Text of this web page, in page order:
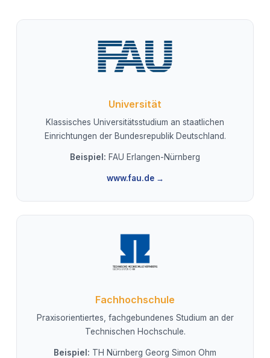
Universität
Klassisches Universitätsstudium an staatlichen
Einrichtungen der Bundesrepublik Deutschland.
Beispiel: FAU Erlangen-Nürnberg
www.fau.de →
Fachhochschule
Praxisorientiertes, fachgebundenes Studium an der
Technischen Hochschule.
Beispiel: TH Nürnberg Georg Simon Ohm